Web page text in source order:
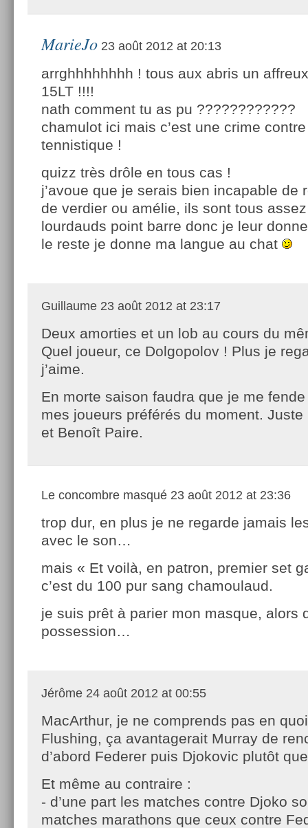
MarieJo 23 août 2012 at 20:13
arrghhhhhhhh ! tous aux abris un
15LT !!!!
nath comment tu as pu ????????????
chamulot ici mais c’est une crime contre
tennistique !
quizz très drôle en tous cas !
j’avoue que je serais bien incapable de
de verdier ou amélie, ils sont tous
lourdauds point barre donc je leur
le reste je donne ma langue au chat
Guillaume 23 août 2012 at 23:17
Deux amorties et un lob au cours du
Quel joueur, ce Dolgopolov ! Plus je
j’aime.
En morte saison faudra que je me fende
mes joueurs préférés du moment.
et Benoît Paire.
Le concombre masqué 23 août 2012 at 23:36
trop dur, en plus je ne regarde jamais
avec le son…
mais « Et voilà, en patron, premier set
c’est du 100 pur sang chamoulaud.
je suis prêt à parier mon masque, alors
possession…
Jérôme 24 août 2012 at 00:55
MacArthur, je ne comprends pas en
Flushing, ça avantagerait Murray de
d’abord Federer puis Djokovic plutôt
Et même au contraire :
- d’une part les matches contre Djoko
matches marathons que ceux contre